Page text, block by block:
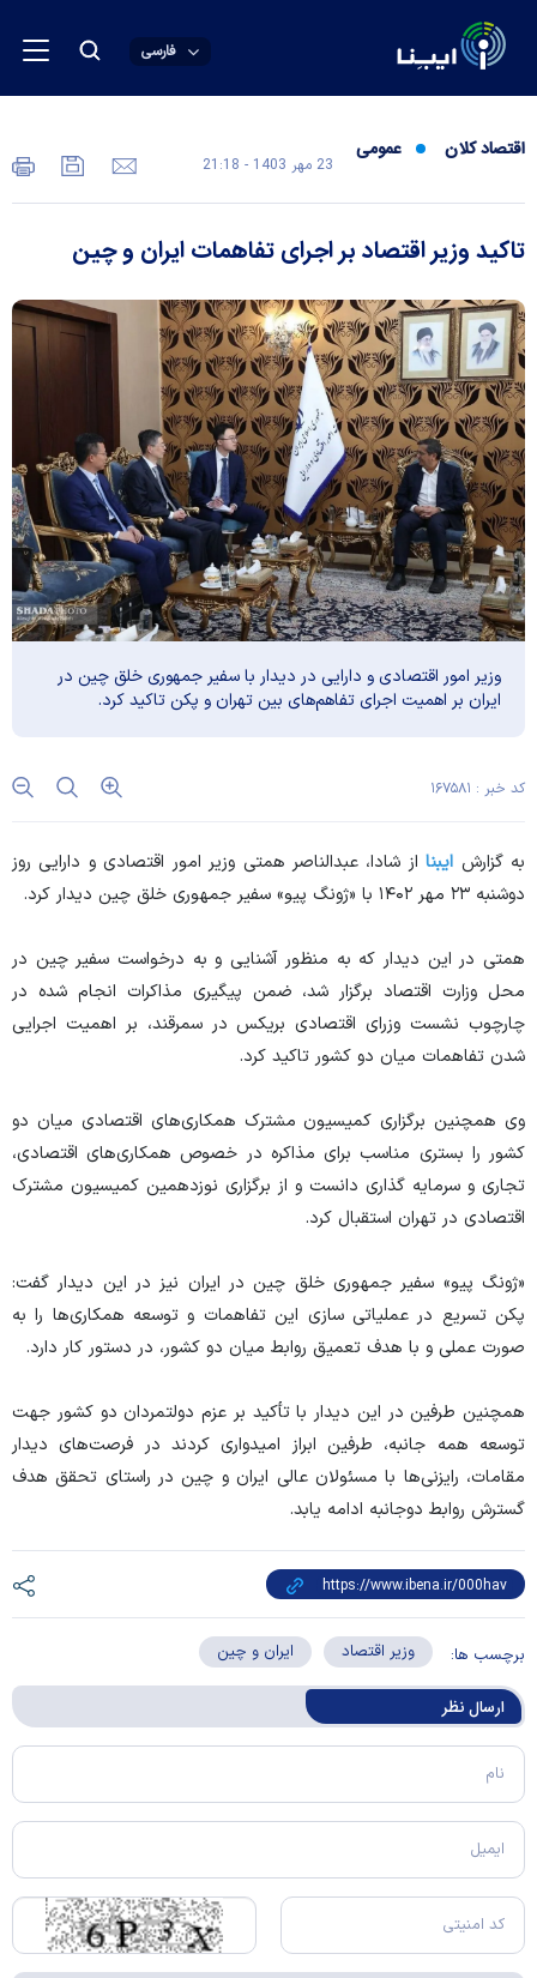
فارسی
اقتصاد کلان عمومی
23 مهر 1403 - 21:18
تاکید وزیر اقتصاد بر اجرای تفاهمات ایران و چین
وزیر امور اقتصادی و دارایی در دیدار با سفیر جمهوری خلق چین در
ایران بر اهمیت اجرای تفاهم‌های بین تهران و پکن تاکید کرد.
کد خبر : ۱۶۷۵۸۱
به گزارش ایبنااز شادا، عبدالناصر همتی وزیر امور اقتصادی و دارایی روز
دوشنبه ۲۳ مهر ۱۴۰۲ با «ژونگ پیو» سفیر جمهوری خلق چین دیدار کرد.
همتی در این دیدار که به منظور آشنایی و به درخواست سفیر چین در
محل وزارت اقتصاد برگزار شد، ضمن پیگیری مذاکرات انجام شده در
چارچوب نشست وزرای اقتصادی بریکس در سمرقند، بر اهمیت اجرایی
شدن تفاهمات میان دو کشور تاکید کرد.
وی همچنین برگزاری کمیسیون مشترک همکاری‌های اقتصادی میان دو
کشور را بستری مناسب برای مذاکره در خصوص همکاری‌های اقتصادی،
تجاری و سرمایه گذاری دانست و از برگزاری نوزدهمین کمیسیون مشترک
اقتصادی در تهران استقبال کرد.
«ژونگ پیو» سفیر جمهوری خلق چین در ایران نیز در این دیدار گفت:
پکن تسریع در عملیاتی سازی این تفاهمات و توسعه همکاری‌ها را به
صورت عملی و با هدف تعمیق روابط میان دو کشور، در دستور کار دارد.
همچنین طرفین در این دیدار با تأکید بر عزم دولتمردان دو کشور جهت
توسعه همه جانبه، طرفین ابراز امیدواری کردند در فرصت‌های دیدار
مقامات، رایزنی‌ها با مسئولان عالی ایران و چین در راستای تحقق هدف
گسترش روابط دوجانبه ادامه یابد.
برچسب ها: وزیر اقتصاد ایران و چین
ارسال‌ نظر